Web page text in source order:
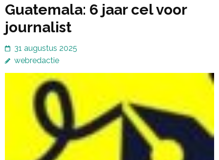
Guatemala: 6 jaar cel voor
journalist
31 augustus 2025
webredactie